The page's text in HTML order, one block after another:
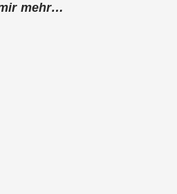
mehr…